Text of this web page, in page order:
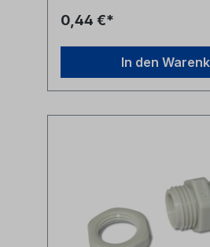
0,44 €*
In den